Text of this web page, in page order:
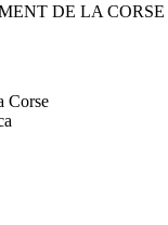
DE LA CORSE
Corse